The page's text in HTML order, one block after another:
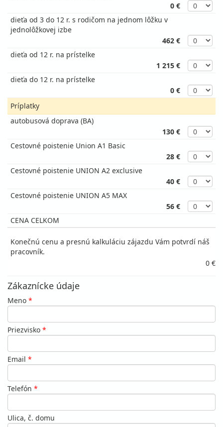
0 €
dieťa od 3 do 12 r. s rodičom na jednom lôžku v
jednolôžkovej izbe
462 €
dieťa od 12 r. na prístelke
1 215 €
dieťa do 12 r. na prístelke
0 €
Príplatky
autobusová doprava (BA)
130 €
Cestovné poistenie Union A1 Basic
28 €
Cestovné poistenie UNION A2 exclusive
40 €
Cestovné poistenie UNION A5 MAX
56 €
CENA CELKOM
Konečnú cenu a presnú kalkuláciu zájazdu Vám potvrdí náš
pracovník.
0 €
Zákaznícke údaje
Meno *
Priezvisko *
Email *
Telefón *
Ulica, č. domu